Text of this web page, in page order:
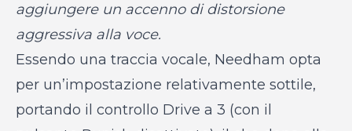
aggiungere un accenno di distorsione
aggressiva alla voce.
Essendo una traccia vocale, Needham opta
per un’impostazione relativamente sottile,
portando il controllo Drive a 3 (con il